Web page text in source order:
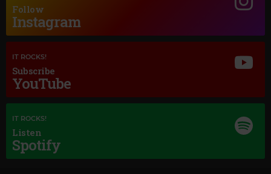
Follow
Instagram
IT ROCKS!
Subscribe
YouTube
IT ROCKS!
Listen
Spotify